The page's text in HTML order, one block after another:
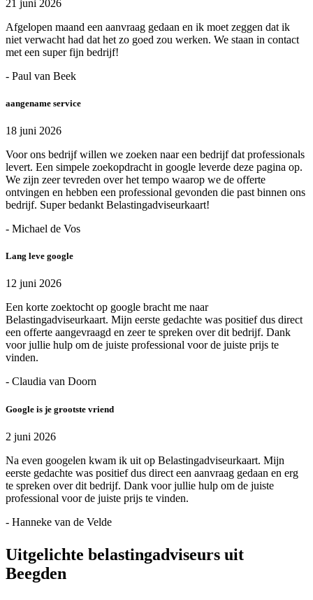
21 juni 2026
Afgelopen maand een aanvraag gedaan en ik moet zeggen dat ik
niet verwacht had dat het zo goed zou werken. We staan in contact
met een super fijn bedrijf!
- Paul van Beek
aangename service
18 juni 2026
Voor ons bedrijf willen we zoeken naar een bedrijf dat professionals
levert. Een simpele zoekopdracht in google leverde deze pagina op.
We zijn zeer tevreden over het tempo waarop we de offerte
ontvingen en hebben een professional gevonden die past binnen ons
bedrijf. Super bedankt Belastingadviseurkaart!
- Michael de Vos
Lang leve google
12 juni 2026
Een korte zoektocht op google bracht me naar
Belastingadviseurkaart. Mijn eerste gedachte was positief dus direct
een offerte aangevraagd en zeer te spreken over dit bedrijf. Dank
voor jullie hulp om de juiste professional voor de juiste prijs te
vinden.
- Claudia van Doorn
Google is je grootste vriend
2 juni 2026
Na even googelen kwam ik uit op Belastingadviseurkaart. Mijn
eerste gedachte was positief dus direct een aanvraag gedaan en erg
te spreken over dit bedrijf. Dank voor jullie hulp om de juiste
professional voor de juiste prijs te vinden.
- Hanneke van de Velde
Uitgelichte belastingadviseurs uit
Beegden